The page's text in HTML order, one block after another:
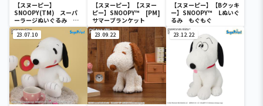
【スヌーピー】
SNOOPY(TM) スーパ
ーラージぬいぐるみ ビ
ーグル・スカウト
【スヌーピー】【スヌー
ピー】SNOOPY™ [PM]
サマーブランケット
【スヌーピー】【Bクッキ
ー】SNOOPY™ Lぬいぐ
るみ もぐもぐ
23.07.10 23.09.22 23.12.22